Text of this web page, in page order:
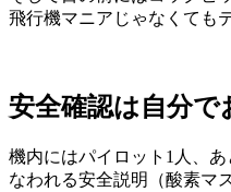
飛行機マニアじゃなくても
安全確認は自分で
機内にはパイロット1人、
なわれる安全説明（酸素マ